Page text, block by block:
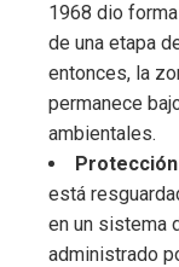
1968 dio
de una etapa
entonces, la
permanece
ambientales.
está
en un sistema
administrado